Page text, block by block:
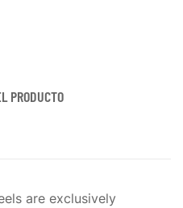
PRODUCTO
are exclusively